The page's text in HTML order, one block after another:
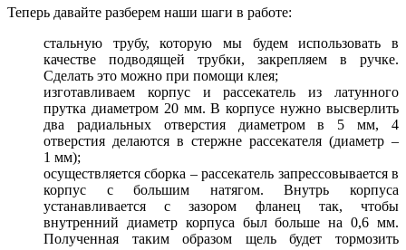
Теперь давайте разберем наши шаги в работе:
стальную трубу, которую мы будем использовать в
качестве подводящей трубки, закрепляем в ручке.
Сделать это можно при помощи клея;
изготавливаем корпус и рассекатель из латунного
прутка диаметром 20 мм. В корпусе нужно высверлить
два радиальных отверстия диаметром в 5 мм, 4
отверстия делаются в стержне рассекателя (диаметр –
1 мм);
осуществляется сборка – рассекатель запрессовывается в
корпус с большим натягом. Внутрь корпуса
устанавливается с зазором фланец так, чтобы
внутренний диаметр корпуса был больше на 0,6 мм.
Полученная таким образом щель будет тормозить